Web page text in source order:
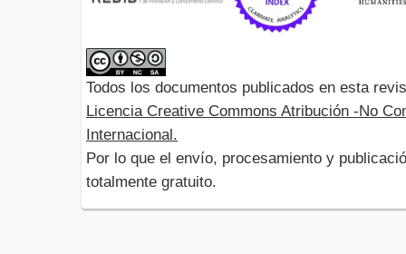
Todos los documentos publicados en esta
Licencia Creative Commons Atribución -No
Internacional.
Por lo que el envío, procesamiento y
totalmente gratuito.